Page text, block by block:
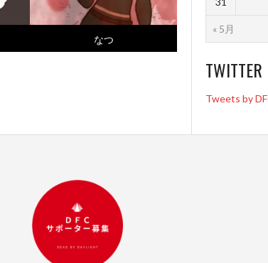
なつ
« 5月
TWITTER
Tweets by